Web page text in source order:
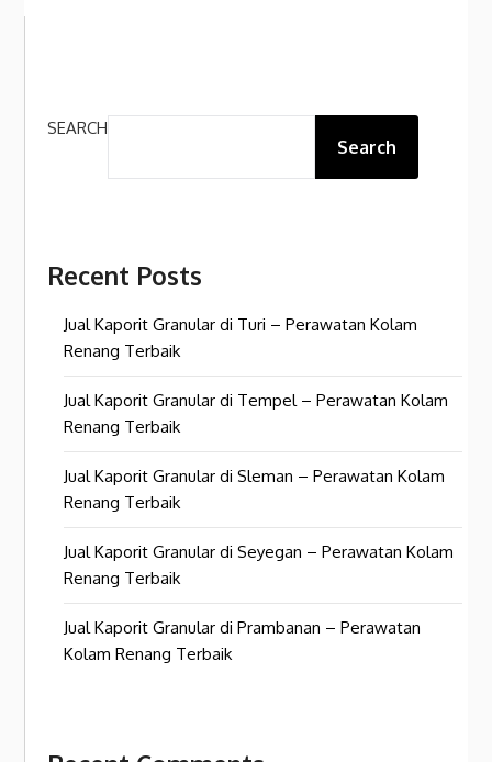
SEARCH
Search
Recent Posts
Jual Kaporit Granular di Turi – Perawatan Kolam
Renang Terbaik
Jual Kaporit Granular di Tempel – Perawatan Kolam
Renang Terbaik
Jual Kaporit Granular di Sleman – Perawatan Kolam
Renang Terbaik
Jual Kaporit Granular di Seyegan – Perawatan Kolam
Renang Terbaik
Jual Kaporit Granular di Prambanan – Perawatan
Kolam Renang Terbaik